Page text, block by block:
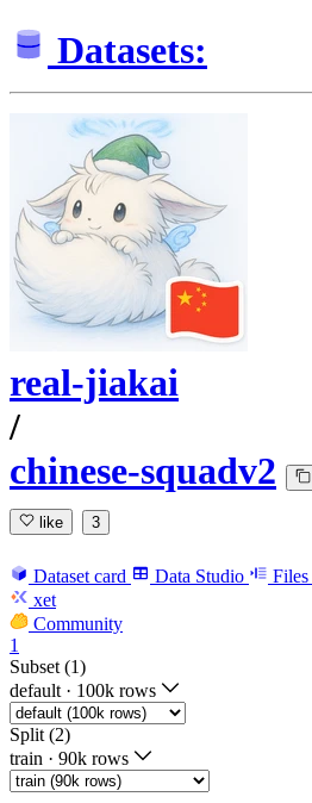
Datasets:
real-jiakai
/
chinese-squadv2
like 3
Dataset card Data Studio Files
xet
Community
1
Subset (1)
default · 100k rows
Split (2)
train · 90k rows